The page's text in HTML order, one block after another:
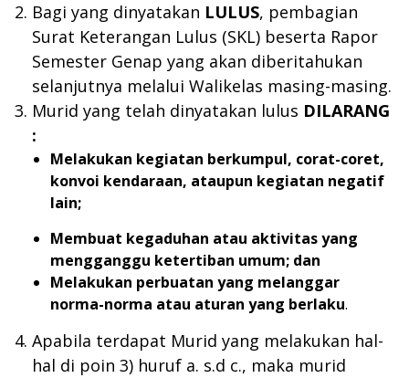
Bagi yang dinyatakan LULUS, pembagian
Surat Keterangan Lulus (SKL) beserta Rapor
Semester Genap yang akan diberitahukan
selanjutnya melalui Walikelas masing-masing.
Murid yang telah dinyatakan lulus DILARANG
:
Melakukan kegiatan berkumpul, corat-coret,
konvoi kendaraan, ataupun kegiatan negatif
lain;
Membuat kegaduhan atau aktivitas yang
mengganggu ketertiban umum; dan
Melakukan perbuatan yang melanggar
norma-norma atau aturan yang berlaku.
Apabila terdapat Murid yang melakukan hal-
hal di poin 3) huruf a. s.d c., maka murid